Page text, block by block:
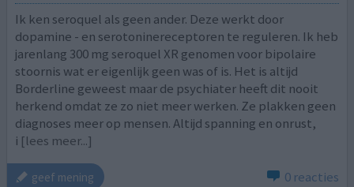
Ik ken seroquel als geen ander. Deze werkt door
dopamine - en serotoninereceptoren te reguleren. Ik heb
jarenlang 300 mg seroquel XR genomen voor bipolaire
stoornis wat er eigenlijk geen was of is. Het is altijd
Borderline geweest maar de psychiater heeft dit nooit
herkend omdat ze zo niet meer werken. Ze plakken geen
diagnoses meer op mensen. Altijd spanning en onrust,
i [lees meer...]
geef mening 0 reacties